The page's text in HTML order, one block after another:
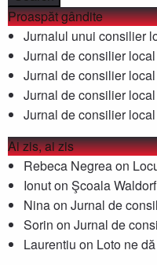
Proaspăt gândite
Jurnalul unui consilier
Jurnal de consilier
Jurnal de consilier
Jurnal de consilier
Jurnal de consilier
Ai zis, ai zis
Rebeca Negreaon
Ionuton Şcoala Waldorf
Ninaon Jurnal de
Sorin on Jurnal de
Laurentiu on Loto ne